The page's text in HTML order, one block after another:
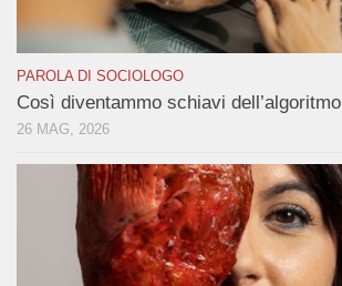
PAROLA DI SOCIOLOGO
Così diventammo schiavi dell’algoritmo
26 MAG, 2026